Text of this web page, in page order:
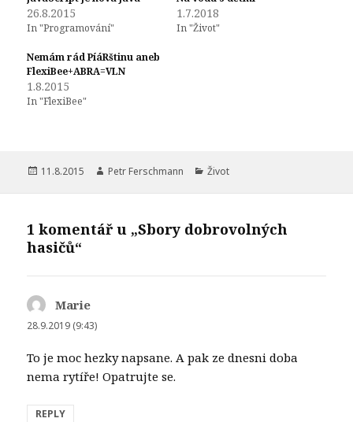
26.8.2015
In "Programování"
1.7.2018
In "Život"
Nemám rád PíáRštinu aneb
FlexiBee+ABRA=VLN
1.8.2015
In "FlexiBee"
Publikováno:
11.8.2015 Autor:
Petr Ferschmann Rubriky:
Život
1 komentář u „Sbory dobrovolných
hasičů“
Marie
28.9.2019 (9:43)
To je moc hezky napsane. A pak ze dnesni doba
nema rytíře! Opatrujte se.
REPLY